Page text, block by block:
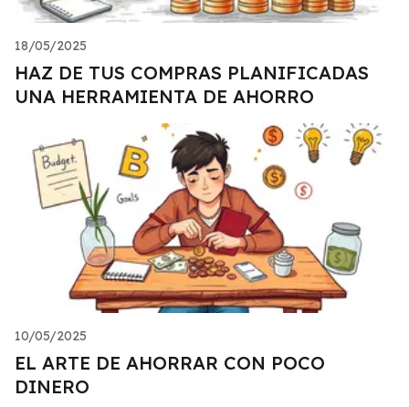
18/05/2025
HAZ DE TUS COMPRAS PLANIFICADAS
UNA HERRAMIENTA DE AHORRO
10/05/2025
EL ARTE DE AHORRAR CON POCO
DINERO